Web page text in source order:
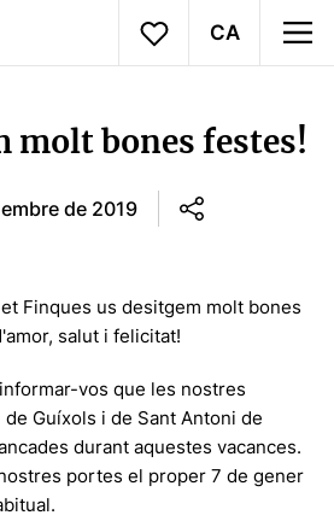
CA
molt bones festes!
de 2019
Finques us desitgem molt bones
salut i felicitat!
vos que les nostres
Guíxols i de Sant Antoni de
durant aquestes vacances.
portes el proper 7 de gener